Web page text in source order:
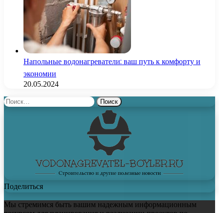
Напольные водонагреватели: ваш путь к комфорту и
экономии
20.05.2024
Найти:
Поделиться
Мы стремимся быть вашим надежным информационным